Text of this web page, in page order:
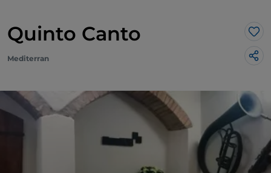
Quinto Canto
Mediterran